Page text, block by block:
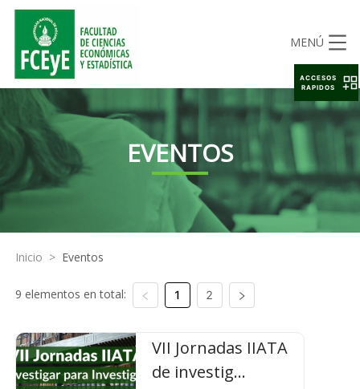
MENÚ
EVENTOS
Inicio > Eventos
9 elementos en total: 1 2
VII Jornadas IIATA
de investig...
ACCESOS
RAPIDOS